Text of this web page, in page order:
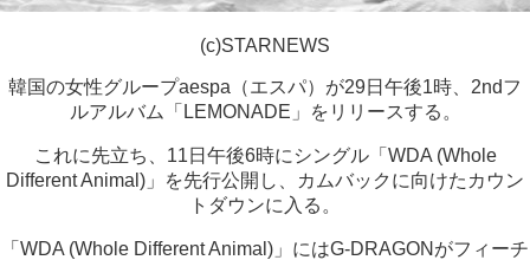
(c)STARNEWS
韓国の女性グループaespa（エスパ）が29日午後1時、2ndフ
ルアルバム「LEMONADE」をリリースする。
これに先立ち、11日午後6時にシングル「WDA (Whole
Different Animal)」を先行公開し、カムバックに向けたカウン
トダウンに入る。
「WDA (Whole Different Animal)」にはG-DRAGONがフィーチ